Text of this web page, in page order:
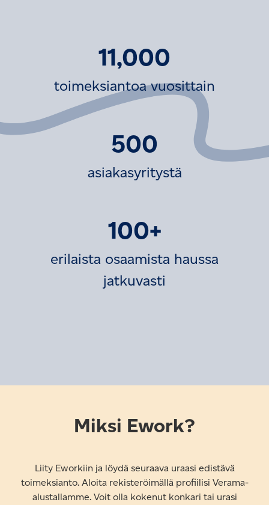
11,000
toimeksiantoa vuosittain
500
asiakasyritystä
100+
erilaista osaamista haussa
jatkuvasti
Miksi Ework?
Liity Eworkiin ja löydä seuraava uraasi edistävä
toimeksianto. Aloita rekisteröimällä profiilisi Verama-
alustallamme. Voit olla kokenut konkari tai urasi